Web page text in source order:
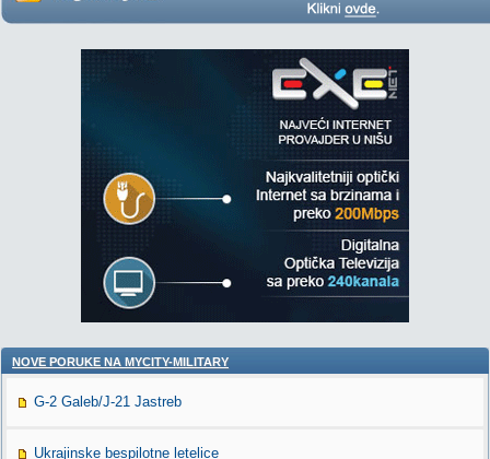
NOVE PORUKE NA MYCITY-MILITARY
G-2 Galeb/J-21 Jastreb
Ukrajinske bespilotne letelice